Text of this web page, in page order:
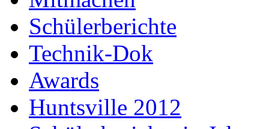
Schülerberichte
Technik-Dok
Awards
Huntsville 2012